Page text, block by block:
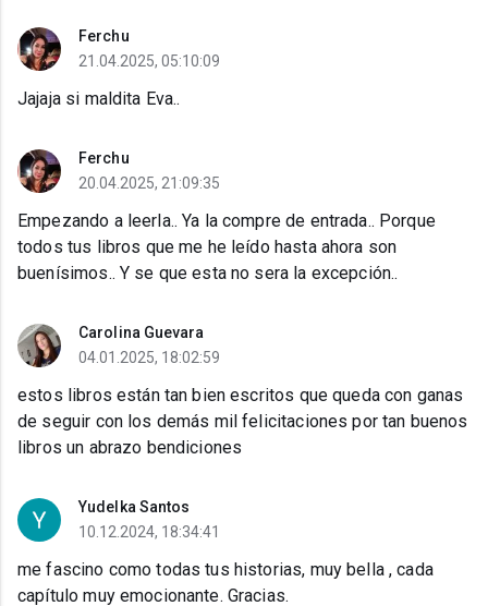
Ferchu
21.04.2025, 05:10:09
Jajaja si maldita Eva..
Ferchu
20.04.2025, 21:09:35
Empezando a leerla.. Ya la compre de entrada.. Porque
todos tus libros que me he leído hasta ahora son
buenísimos.. Y se que esta no sera la excepción..
Carolina Guevara
04.01.2025, 18:02:59
estos libros están tan bien escritos que queda con ganas
de seguir con los demás mil felicitaciones por tan buenos
libros un abrazo bendiciones
Yudelka Santos
10.12.2024, 18:34:41
me fascino como todas tus historias, muy bella , cada
capítulo muy emocionante. Gracias.